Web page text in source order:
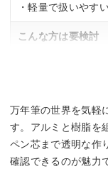
・軽量で扱いやす
こんな方は要検討
・ペン先の硬さや
万年筆の世界を気軽
す。アルミと樹脂を
ペン芯まで透明な作
確認できるのが魅力